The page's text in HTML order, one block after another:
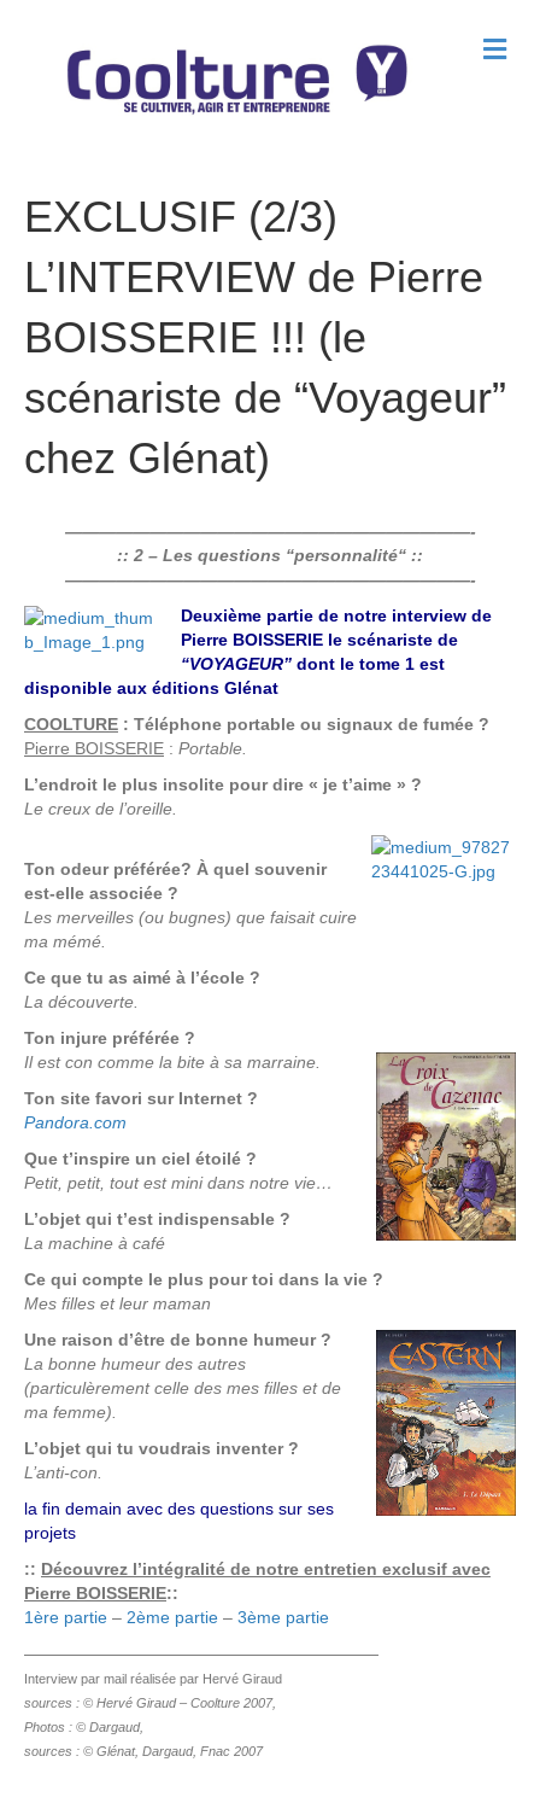
M
e
EXCLUSIF (2/3)
L’INTERVIEW de Pierre
BOISSERIE !!! (le
scénariste de “Voyageur”
chez Glénat)
————————————————————————-
:: 2 – Les questions “personnalité“ ::
————————————————————————-
Deuxième partie de notre interview de
Pierre BOISSERIE le scénariste de
“VOYAGEUR”dont le tome 1 est
disponible aux éditions Glénat
COOLTURE : Téléphone portable ou signaux de fumée ?
Pierre BOISSERIE : Portable.
L’endroit le plus insolite pour dire « je t’aime » ?
Le creux de l’oreille.
Ton odeur préférée? À quel souvenir
est-elle associée ?
Les merveilles (ou bugnes) que faisait cuire
ma mémé.
Ce que tu as aimé à l’école ?
La découverte.
Ton injure préférée ?
Il est con comme la bite à sa marraine.
Ton site favori sur Internet ?
Pandora.com
Que t’inspire un ciel étoilé ?
Petit, petit, tout est mini dans notre vie…
L’objet qui t’est indispensable ?
La machine à café
Ce qui compte le plus pour toi dans la vie ?
Mes filles et leur maman
Une raison d’être de bonne humeur ?
La bonne humeur des autres
(particulèrement celle des mes filles et de
ma femme).
L’objet qui tu voudrais inventer ?
L’anti-con.
la fin demain avec des questions sur ses
projets
:: Découvrez l’intégralité de notre entretien exclusif avec
Pierre BOISSERIE::
1ère partie – 2ème partie – 3ème partie
—————————————————————
Interview par mail réalisée par Hervé Giraud
sources : © Hervé Giraud – Coolture 2007,
Photos : © Dargaud,
sources : © Glénat, Dargaud, Fnac 2007